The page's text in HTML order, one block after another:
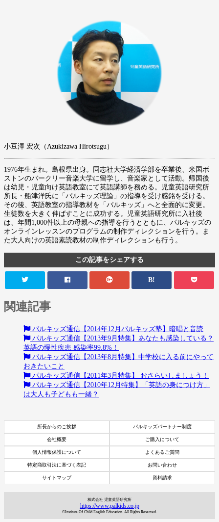
小豆澤 宏次（Azukizawa Hirotsugu）
1976年生まれ。島根県出身。同志社大学経済学部を卒業後、米国ボ
ストンのバークリー音楽大学に留学し、音楽家として活動。帰国後
は幼児・児童向け英語教室にて英語講師を務める。児童英語研究所
所長・船津洋氏に「パルキッズ理論」の指導を受け感銘を受ける。
その後、英語教室の指導教材を「パルキッズ」へと全面的に変更。
生徒数を大きく伸ばすことに成功する。児童英語研究所に入社後
は、年間1,000件以上の母親への指導を行うとともに、パルキッズの
オンラインレッスンのプログラムの制作ディレクションを行う。ま
た大人向けの英語素読教材の制作ディレクションも行う。
この記事をシェアする
B!
関連記事
パルキッズ通信【2014年12月パルキッズ塾】暗唱と音読
パルキッズ通信【2013年9月特集】あなたも感染している？
英語の慢性疾患 感染率99.8%！
パルキッズ通信【2013年8月特集】中学校に入る前にやって
おきたいこと
パルキッズ通信【2011年3月特集】 おさらいしましょう！
パルキッズ通信【2010年12月特集】「英語の身につけ方」
は大人も子どもも一緒？
所長からのご挨拶 パルキッズパートナー制度
会社概要 ご購入について
個人情報保護について よくあるご質問
特定商取引法に基づく表記 お問い合わせ
サイトマップ 資料請求
株式会社 児童英語研究所
https://www.palkids.co.jp
©Institute Of Child English Education. All Rights Reserved.